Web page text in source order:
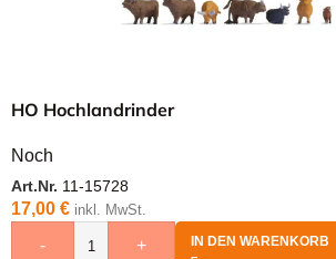
HO Hochlandrinder
Noch
Art.Nr. 11-15728
17,00 € inkl. MwSt.
- + IN DEN WARENKORB